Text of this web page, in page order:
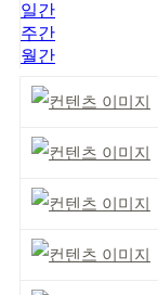
일간
주간
월간